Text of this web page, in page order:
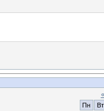
«
Пн
Вт